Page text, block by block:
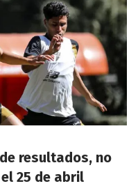
resultados, no
25 de abril